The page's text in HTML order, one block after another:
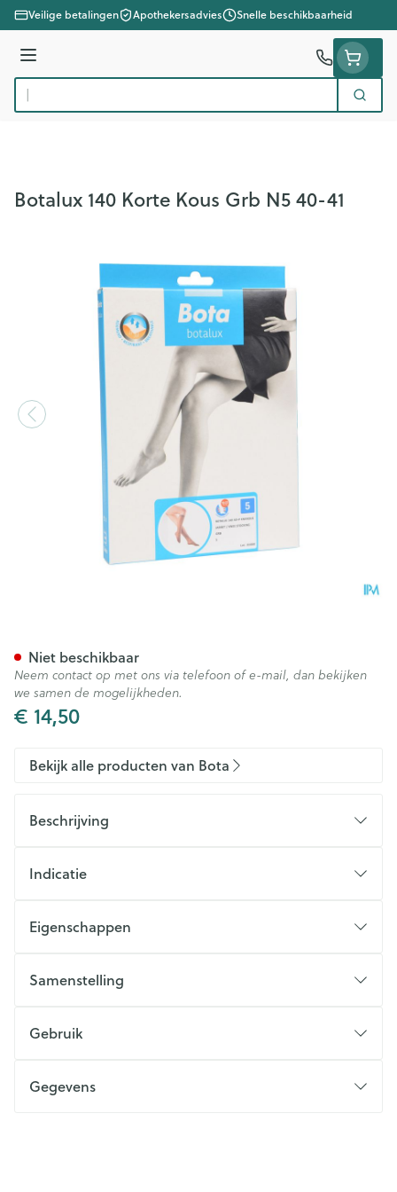
Ga naar de inhoud
Veilige betalingen Apothekersadvies Snelle beschikbaarheid
Menu
Product, merk, categorie...
Zoek
Botalux 140 Korte Kous Grb N5 40-41
€ 14,50
Niet beschikbaar
Neem contact op met ons via telefoon of e-mail, dan bekijken
we samen de mogelijkheden.
Bekijk alle producten van Bota
Beschrijving
Indicatie
Eigenschappen
Samenstelling
Gebruik
Gegevens